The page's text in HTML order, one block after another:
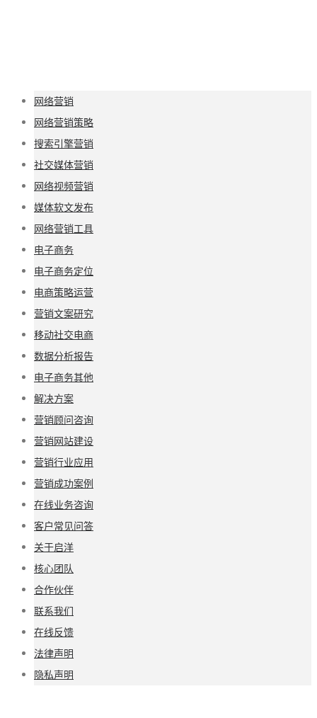
网络营销
网络营销策略
搜索引擎营销
社交媒体营销
网络视频营销
媒体软文发布
网络营销工具
电子商务
电子商务定位
电商策略运营
营销文案研究
移动社交电商
数据分析报告
电子商务其他
解决方案
营销顾问咨询
营销网站建设
营销行业应用
营销成功案例
在线业务咨询
客户常见问答
关于启洋
核心团队
合作伙伴
联系我们
在线反馈
法律声明
隐私声明